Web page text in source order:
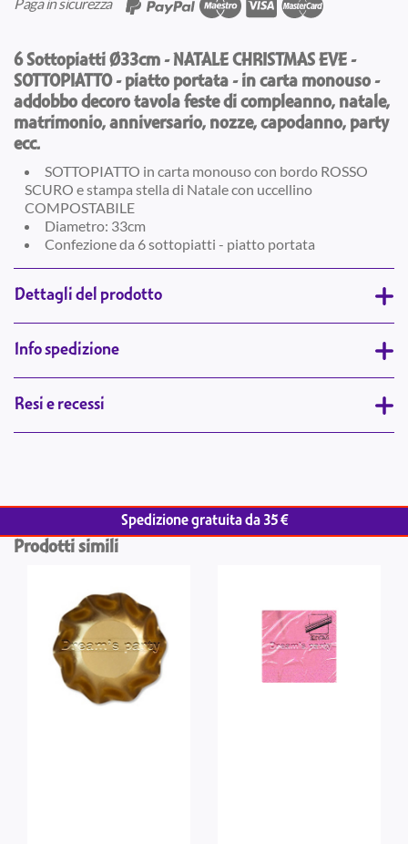
Paga in sicurezza
6 Sottopiatti Ø33cm - NATALE CHRISTMAS EVE -
SOTTOPIATTO - piatto portata - in carta monouso -
addobbo decoro tavola feste di compleanno, natale,
matrimonio, anniversario, nozze, capodanno, party
ecc.
SOTTOPIATTO in carta monouso con bordo ROSSO
SCURO e stampa stella di Natale con uccellino
COMPOSTABILE
Diametro: 33cm
Confezione da 6 sottopiatti - piatto portata
Dettagli del prodotto
Info spedizione
Resi e recessi
Spedizione gratuita da 35 €
Prodotti simili